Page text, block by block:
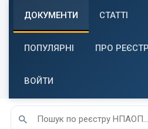
ДОКУМЕНТИ СТАТТІ
ПОПУЛЯРНІ ПРО РЕЄСТР
ВОЙТИ